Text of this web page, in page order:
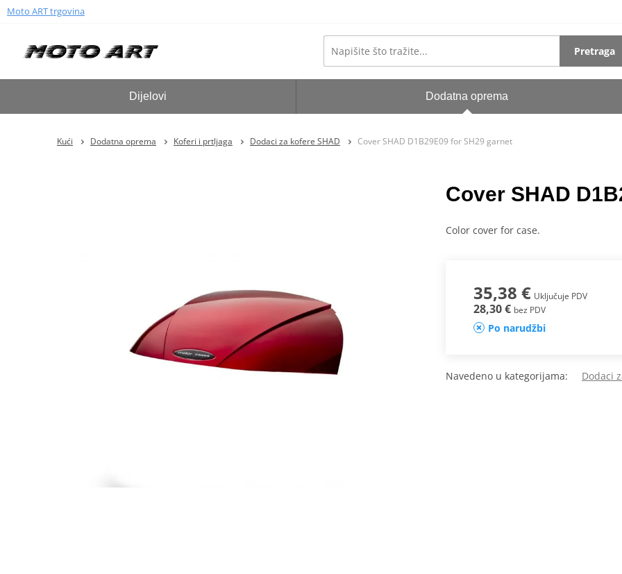
Moto ART trgovina
Pretraga
Dijelovi Dodatna oprema
Kući Dodatna oprema Koferi i prtljaga Dodaci za kofere SHAD Cover SHAD D1B29E09 for SH29 garnet
Cover SHAD
Color cover for case.
35,38 € Uključuje PDV
28,30 € bez PDV
Po narudžbi
Navedeno u kategorijama: Dodaci